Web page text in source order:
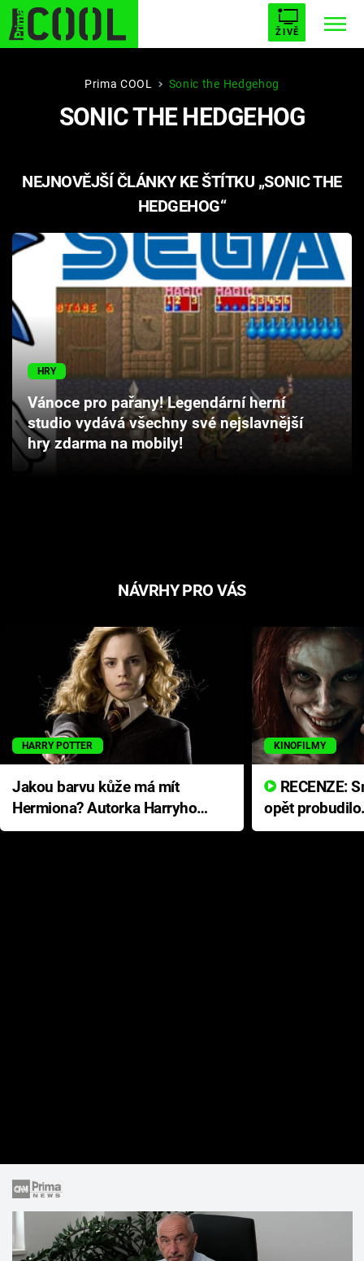
ŽIVĚ
STARHOUSE BUFFY, PŘEMOŽITELKA UPÍRŮ
ESCAPE PLNEJ KOTEL AVENGERS 5
Seriály
Hry
Cool Esport
Pořady
TV Program
Prima COOL Sonic the Hedgehog
SONIC THE HEDGEHOG
NEJNOVĚJŠÍ ČLÁNKY KE ŠTÍTKU „SONIC THE
HEDGEHOG“
HRY
Vánoce pro pařany! Legendární herní
studio vydává všechny své nejslavnější
hry zdarma na mobily!
NÁVRHY PRO VÁS
HARRY POTTER
Jakou barvu kůže má mít
Hermiona? Autorka Harryho
Pottera přišla s ráznou
KINOFILMY
opět
přichází s